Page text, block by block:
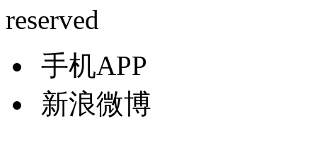
reserved
手机APP
新浪微博